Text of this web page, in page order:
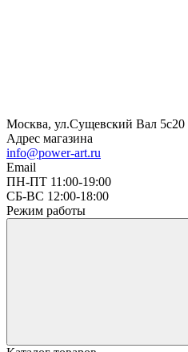
Москва, ул.Сущевский Вал 5с20
Адрес магазина
info@power-art.ru
Email
ПН-ПТ 11:00-19:00
СБ-ВС 12:00-18:00
Режим работы